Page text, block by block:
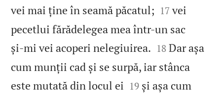
vei mai ține în seamă păcatul; 

17 vei
pecetlui fărădelegea mea într‑un sac
și‑mi vei acoperi nelegiuirea. 

18 Dar așa
cum munții cad și se surpă, iar stânca
este mutată din locul ei 

19 și așa cum